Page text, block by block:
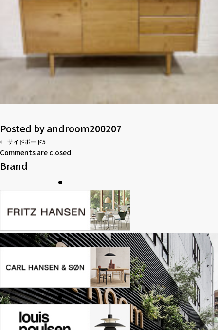
Posted byandroom200207
←サイドボード5
Comments are closed
Brand